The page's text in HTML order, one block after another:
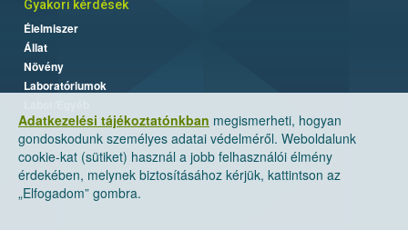
Adatkezelési tájékoztatónkban megismerheti, hogyan
gondoskodunk személyes adatai védelméről. Weboldalunk
cookie-kat (sütiket) használ a jobb felhasználói élmény
érdekében, melynek biztosításához kérjük, kattintson az
„Elfogadom” gombra.
Gyakori kérdések
Élelmiszer
Állat
Növény
Laboratóriumok